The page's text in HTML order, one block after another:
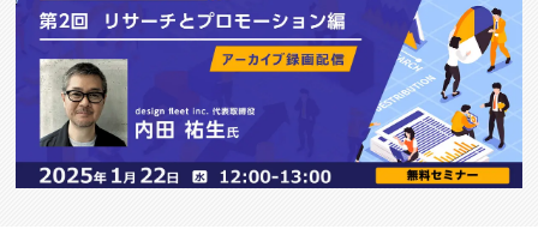
クリエイター求人を探す
CREATIVE JOB求人検索
特集求人
採用説明会
転職支援サービス
CONTENTS
スキルアップしたい！